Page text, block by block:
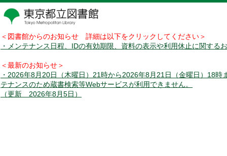
＜図書館からのお知らせ 詳細は以下をクリックしてください＞
・メンテナンス日程、IDの有効期限、資料の表示や利用休止に関する
＜最新のお知らせ＞
・2026年8月20日（木曜日）21時から2026年8月21日（金曜日）18時
テナンスのため蔵書検索等Webサービスが利用できません。
（更新 2026年8月5日）